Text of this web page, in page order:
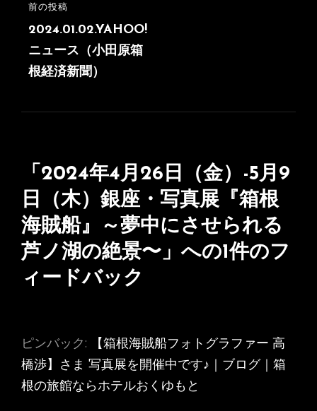
ョ
ン
前
の
投
稿
前の投稿
2024.01.02.YAHOO!
ニュース（小田原箱
根経済新聞）
「 2024年4月26日（金）-5月9
日（木）銀座・写真展『箱根
海賊船』～夢中にさせられる
芦ノ湖の絶景〜」への1件のフ
ィードバック
ピンバック:
【箱根海賊船フォトグラファー 高
橋渉】さま 写真展を開催中です♪｜ブログ｜箱
根の旅館ならホテルおくゆもと